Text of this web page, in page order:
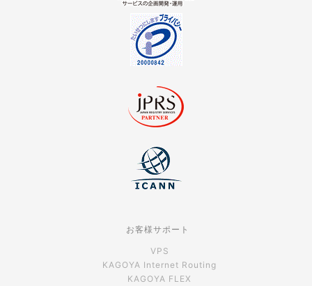
お客様サポート
VPS
KAGOYA Internet Routing
KAGOYA FLEX